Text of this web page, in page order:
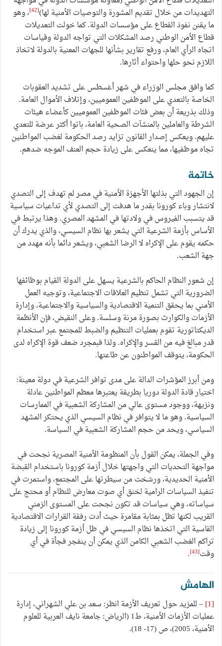
التهديدات من خلال تقديم المشورة والتوصيات الأمنية لها)[42]
، وهو
ما يقنن نفوذ القطاع على مؤسسات الدولة. كما خولت التعديلات
قطاع الأمن الوطني رصد المشكلات التي تواجه الدولة وقياسات
اتجاه الرأي العام، ورفع تقارير بشأنها للجهات المعنية بالدولة لاتخاذ
اللازم نحو حلها واحتواء أثارها.
كما وافق مجلس الوزراء في شهر أغسطس على تشديد العقوبات
الخاصة بالتعدي على الموظفين العموميين، وإتلاف الأموال العامة.
وذلك بذريعة أن بعض فئات الموظفين العموميين كأعضاء هيئات
الشرطة والعاملين بالمنشآت الصحية العامة، باتوا أكثر عرضة للتعدي
عليهم. ويعكس إصدار القانون تزايد رصد الحكومة لغضب المواطنين
تجاه موظفيها، مما ينعكس على زيادة حجم العنف الموجه ضدهم.
خاتمة
إن الجهود التي بذلتها الأجهزة الأمنية في مصر لم تهدف إلى التصدي
لانتشار وباء كورونا بقدر ما هدفت إلى التصدي لأي تداعيات سياسية
قد يتسبب الفيروس في ولادتها في المشهد المصري. وهذا يرتبط في
الأساس بأزمة الشرعية التي يشعر بها نظام السيسي، والذي يدرك أن
حكمه يقوم على الإكراه لا الرضا الشعبي، ويشعر دائما بأنه مهدد من
جهة الشعب.
إن شعور النظام الحاكم بالشرعية يسهل على الدولة القيام بوظائفها
الضرورية التي تشمل تنظيم العلاقات الاجتماعية، وتوجيه العمل
الأمني بما يحقق التنمية الاقتصادية والسياسية والاجتماعية، وإدارة
الأزمات والكوارث بصورة مرنة وسلسة. وعلى النقيض، فإن الأنظمة
الديكتاتورية تقوم بعمليات التنظيم والضبط للمجتمع عبر استخدام
قدر مبالغ فيه من القسر والإكراه. ولذا فبمجرد ضعف قوة الإكراه لدى
الحكومة، يتوقف المواطنون عن طاعتها.
ومن أبرز المؤشرات الدالة على مدى توافر الشرعية في دولة معينة:
اختيار قادة الدولة دوريا بطريقة يعتبرها معظم المواطنين عادلة
ونزيهة، ووجود مستوى عالي من المشاركة الشعبية في الممارسات
السياسية. وهو ما لا يتوافر في نظام السيسي الذي يحتكر المشهد
السياسي، ويحد من حجم المشاركة الشعبية في السياسة.
وفي الجملة، يمكن القول بأن المنظومة الأمنية المصرية نجحت في
مواجهة التحديات التي واجهتها خلال أزمة كورونا باستخدام القبضة
الأمنية الحديدية، ورسّخت من سيطرتها على المجتمع، واستمرت في
تنفيذ السياسات الرامية لخنق أي صوت معارض للنظام أو محتج على
سياساته، وهي سياسات قد تكون نجحت على المستوى الزمني
القريب لكنها تظل بمثابة مقامرة حيث أدت رفقة القرارات الاقتصادية
القاسية التي اتخذها نظام السيسي في ظل أزمة كورونا إلى زيادة
تراكم الغضب الشعبي الكامن الذي يمكن أن ينفجر فجأة في أي
وقت[43]
.
الهامش
[1] – للمزيد حول تعريف الأزمة انظر: سعد بن علي الشهراني، إدارة
عمليات الأزمات الأمنية، ط1 (الرياض: جامعة نايف العربية للعلوم
الأمنية، 2005)، ص (17- 18).